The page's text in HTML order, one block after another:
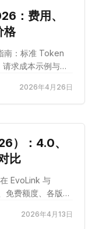
：费用、
格
南：标准 Token
求成本示例与成
2026年4月26日
）：4.0、
比
EvoLink 与
免费额度、各版本
2026年4月13日